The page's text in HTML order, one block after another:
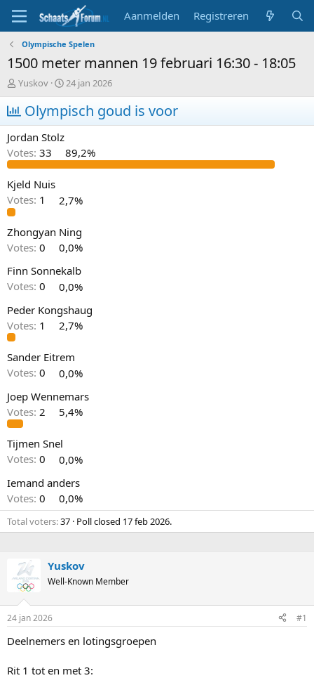
Aanmelden Registreren
Olympische Spelen
1500 meter mannen 19 februari 16:30 - 18:05
T
o
p
i
c
s
t
a
r
t
Yuskov
S
t
a
r
a
t
m
24 jan 2026
Olympisch goud is voor
Jordan Stolz
Votes: 33 89,2%
Kjeld Nuis
Votes: 1 2,7%
Zhongyan Ning
Votes: 0
0,0%
Finn Sonnekalb
Votes: 0
0,0%
Peder Kongshaug
Votes: 1 2,7%
Sander Eitrem
Votes: 0
0,0%
Joep Wennemars
Votes: 2 5,4%
Tijmen Snel
Votes: 0
0,0%
Iemand anders
Votes: 0 0,0%
Total voters 37 Poll closed 17 feb 2026.
Yuskov
Well-Known Member
24 jan 2026 #1
Deelnemers en lotingsgroepen
Rit 1 tot en met 3: